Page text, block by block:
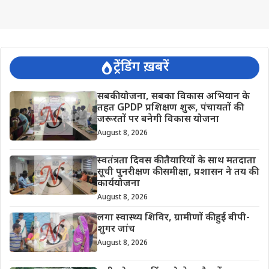
ट्रेंडिंग ख़बरें
सबकी योजना, सबका विकास अभियान के
तहत GPDP प्रशिक्षण शुरू, पंचायतों की
जरूरतों पर बनेगी विकास योजना
August 8, 2026
स्वतंत्रता दिवस की तैयारियों के साथ मतदाता
सूची पुनरीक्षण की समीक्षा, प्रशासन ने तय की
कार्ययोजना
August 8, 2026
लगा स्वास्थ्य शिविर, ग्रामीणों की हुई बीपी-
शुगर जांच
August 8, 2026